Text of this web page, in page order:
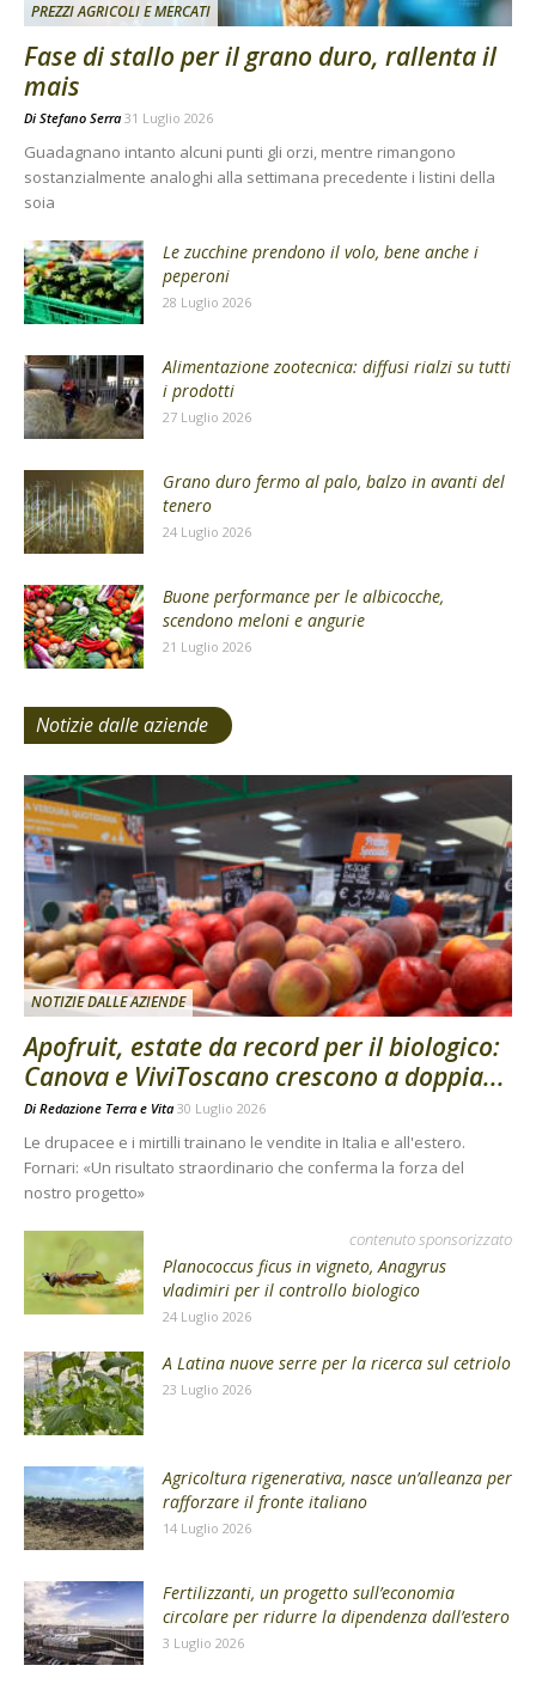
PREZZI AGRICOLI E MERCATI
Fase di stallo per il grano duro, rallenta il
mais
Di Stefano Serra 31 Luglio 2026
Guadagnano intanto alcuni punti gli orzi, mentre rimangono
sostanzialmente analoghi alla settimana precedente i listini della
soia
Le zucchine prendono il volo, bene anche i
peperoni
28 Luglio 2026
Alimentazione zootecnica: diffusi rialzi su tutti
i prodotti
27 Luglio 2026
Grano duro fermo al palo, balzo in avanti del
tenero
24 Luglio 2026
Buone performance per le albicocche,
scendono meloni e angurie
21 Luglio 2026
Notizie dalle aziende
NOTIZIE DALLE AZIENDE
Apofruit, estate da record per il biologico:
Canova e ViviToscano crescono a doppia...
Di Redazione Terra e Vita 30 Luglio 2026
Le drupacee e i mirtilli trainano le vendite in Italia e all'estero.
Fornari: «Un risultato straordinario che conferma la forza del
nostro progetto»
contenuto sponsorizzato
Planococcus ficus in vigneto, Anagyrus
vladimiri per il controllo biologico
24 Luglio 2026
A Latina nuove serre per la ricerca sul cetriolo
23 Luglio 2026
Agricoltura rigenerativa, nasce un’alleanza per
rafforzare il fronte italiano
14 Luglio 2026
Fertilizzanti, un progetto sull’economia
circolare per ridurre la dipendenza dall’estero
3 Luglio 2026